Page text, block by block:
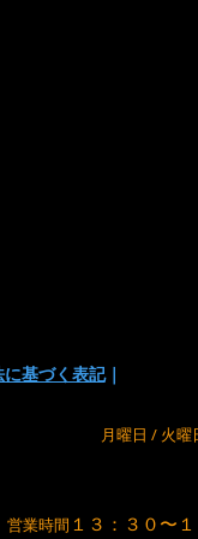
基づく表記｜
月曜日 / 火曜
営業時間 １３：３０〜